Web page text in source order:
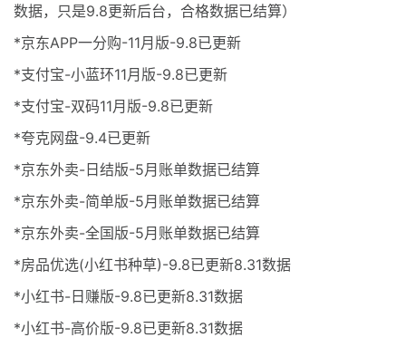
数据，只是9.8更新后台，合格数据已结算）
*京东APP一分购-11月版-9.8已更新
*支付宝-小蓝环11月版-9.8已更新
*支付宝-双码11月版-9.8已更新
*夸克网盘-9.4已更新
*京东外卖-日结版-5月账单数据已结算
*京东外卖-简单版-5月账单数据已结算
*京东外卖-全国版-5月账单数据已结算
*房品优选(小红书种草)-9.8已更新8.31数据
*小红书-日赚版-9.8已更新8.31数据
*小红书-高价版-9.8已更新8.31数据